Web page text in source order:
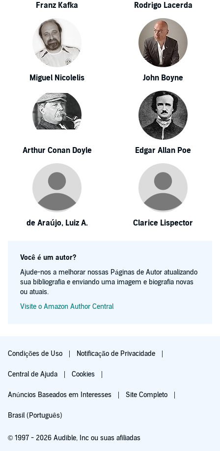
Franz Kafka Rodrigo Lacerda
Miguel Nicolelis John Boyne
Arthur Conan Doyle Edgar Allan Poe
de Araújo, Luiz A. Clarice Lispector
Você é um autor?
Ajude-nos a melhorar nossas Páginas de Autor atualizando
sua bibliografia e enviando uma imagem e biografia novas
ou atuais.
Visite o Amazon Author Central
Condições de Uso Notificação de Privacidade
Central de Ajuda Cookies
Anúncios Baseados em Interesses Site Completo
Brasil (Português)
© 1997 - 2026 Audible, Inc ou suas afiliadas